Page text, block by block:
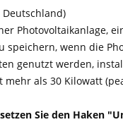
Deutschland)
Photovoltaikanlage,
wenn die
genutzt werden,
als 30 Kilowatt
Sie den Haken